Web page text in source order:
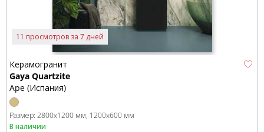
11 просмотров за 7 дней
Керамогранит
Gaya Quartzite
Ape (Испания)
Размер: 2800x1200 мм 1200x600 мм
В наличии